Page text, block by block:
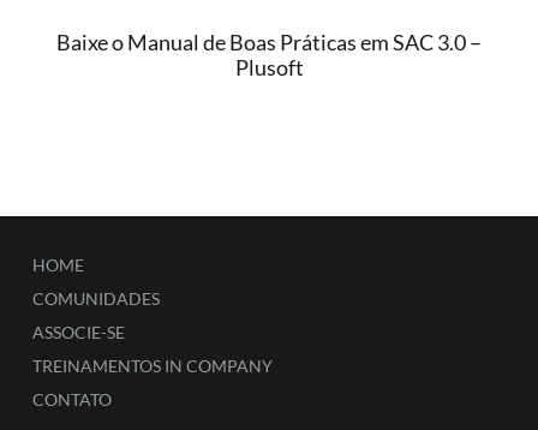
Baixe o Manual de Boas Práticas em SAC 3.0 –
Plusoft
HOME
COMUNIDADES
ASSOCIE-SE
TREINAMENTOS IN COMPANY
CONTATO